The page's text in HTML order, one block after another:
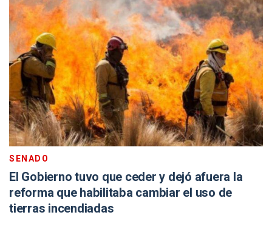
SENADO
El Gobierno tuvo que ceder y dejó afuera la
reforma que habilitaba cambiar el uso de
tierras incendiadas